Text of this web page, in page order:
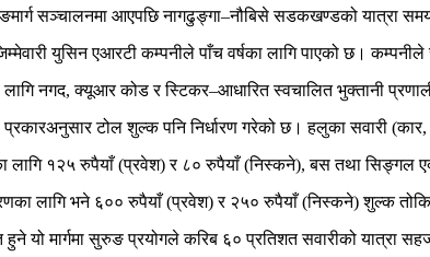
सञ्चालनमा आएपछि नागढुङ्गा–नौबिसे सडकखण्डको यात्रा
युसिन एआरटी कम्पनीले पाँच वर्षका लागि पाएको छ।
लागि नगद, क्यूआर कोड र स्टिकर–आधारित स्वचालित भुक्तानी
टोल शुल्क पनि निर्धारण गरेको छ। हलुका सवारी
लागि १२५ रुपैयाँ (प्रवेश) र ८० रुपैयाँ (निस्कने), बस तथा
लागि भने ६०० रुपैयाँ (प्रवेश) र २५० रुपैयाँ (निस्कने) शुल्क
यो मार्गमा सुरुङ प्रयोगले करिब ६० प्रतिशत सवारीको यात्रा